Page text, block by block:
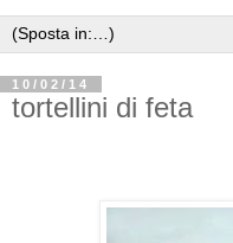
10/02/14
tortellini di feta